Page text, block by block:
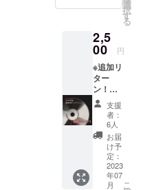
届け。
きメッ
セージ
カード
・サイ
ン入り
写真(ラ
イブ写
真にあ
なたの
お名前
を書い
てサイ
ンしま
選
択
す
る
2,5
00 円
※追加リ
ター
ン！
【★新
曲 - 痛
みの作
文。-3
曲入り
ゲット
★】 ・
新曲
支援
者：
6人
お届
け予
定：
2023
年07
月
こ